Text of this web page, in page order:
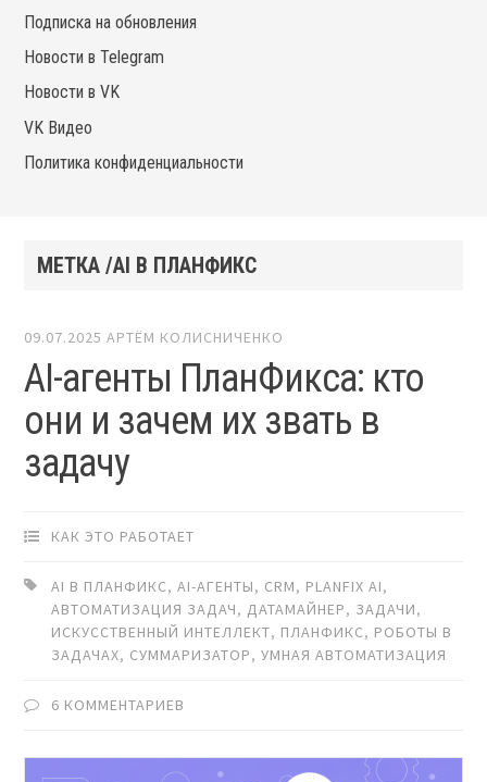
Подписка на обновления
Новости в Telegram
Новости в VK
VK Видео
Политика конфиденциальности
МЕТКА /AI В ПЛАНФИКС
09.07.2025 АРТЁМ КОЛИСНИЧЕНКО
AI-агенты ПланФикса: кто
они и зачем их звать в
задачу
КАК ЭТО РАБОТАЕТ
AI В ПЛАНФИКС,AI-АГЕНТЫ, CRM, PLANFIX AI,
АВТОМАТИЗАЦИЯ ЗАДАЧ, ДАТАМАЙНЕР, ЗАДАЧИ,
ИСКУССТВЕННЫЙ ИНТЕЛЛЕКТ, ПЛАНФИКС, РОБОТЫ В
ЗАДАЧАХ, СУММАРИЗАТОР,УМНАЯ АВТОМАТИЗАЦИЯ
6 КОММЕНТАРИЕВ